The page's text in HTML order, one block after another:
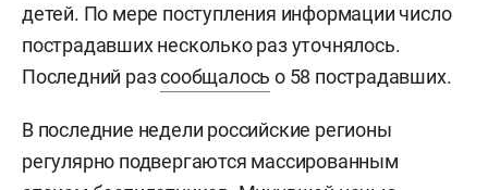
детей. По мере поступления информации число
пострадавших несколько раз уточнялось.
Последний разсообщалось о 58 пострадавших.
В последние недели российские регионы
регулярно подвергаются массированным